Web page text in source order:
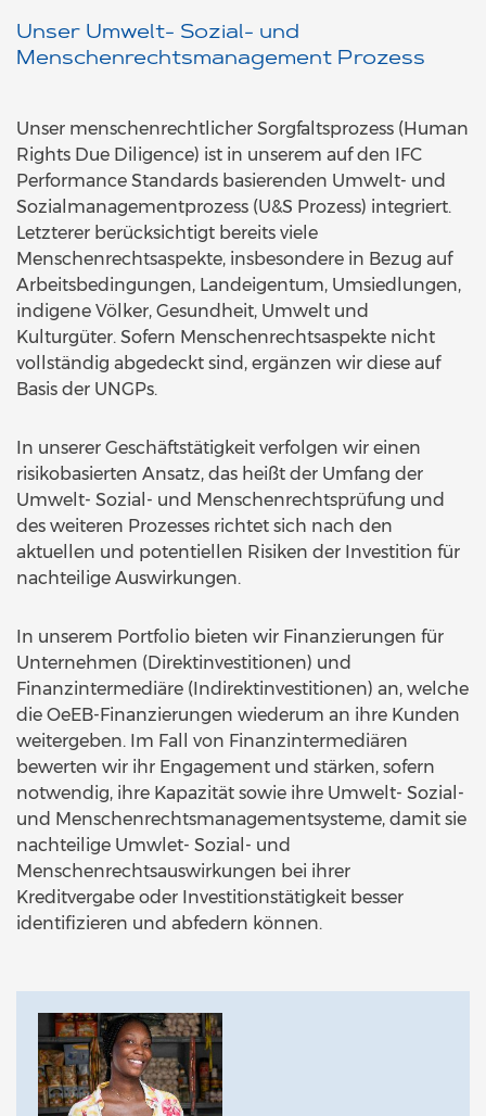
Unser Umwelt- Sozial- und
Menschenrechtsmanagement Prozess
Unser menschenrechtlicher Sorgfaltsprozess (Human
Rights Due Diligence) ist in unserem auf den IFC
Performance Standards basierenden Umwelt- und
Sozialmanagementprozess (U&S Prozess) integriert.
Letzterer berücksichtigt bereits viele
Menschenrechtsaspekte, insbesondere in Bezug auf
Arbeitsbedingungen, Landeigentum, Umsiedlungen,
indigene Völker, Gesundheit, Umwelt und
Kulturgüter. Sofern Menschenrechtsaspekte nicht
vollständig abgedeckt sind, ergänzen wir diese auf
Basis der UNGPs.
In unserer Geschäftstätigkeit verfolgen wir einen
risikobasierten Ansatz, das heißt der Umfang der
Umwelt- Sozial- und Menschenrechtsprüfung und
des weiteren Prozesses richtet sich nach den
aktuellen und potentiellen Risiken der Investition für
nachteilige Auswirkungen.
In unserem Portfolio bieten wir Finanzierungen für
Unternehmen (Direktinvestitionen) und
Finanzintermediäre (Indirektinvestitionen) an, welche
die OeEB-Finanzierungen wiederum an ihre Kunden
weitergeben. Im Fall von Finanzintermediären
bewerten wir ihr Engagement und stärken, sofern
notwendig, ihre Kapazität sowie ihre Umwelt- Sozial-
und Menschenrechtsmanagementsysteme, damit sie
nachteilige Umwlet- Sozial- und
Menschenrechtsauswirkungen bei ihrer
Kreditvergabe oder Investitionstätigkeit besser
identifizieren und abfedern können.